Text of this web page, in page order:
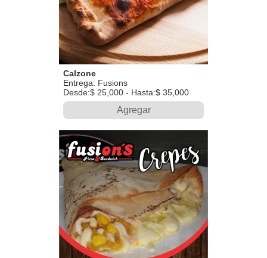
Calzone
Entrega: Fusions
Desde:$ 25,000 - Hasta:$ 35,000
Agregar